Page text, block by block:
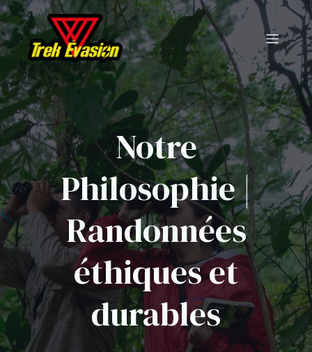
Notre
Philosophie |
Randonnées
éthiques et
durables